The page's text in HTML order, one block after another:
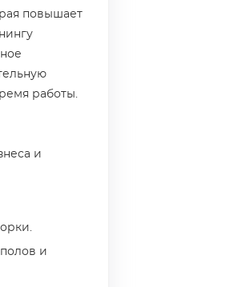
повышает
работы.
и
и